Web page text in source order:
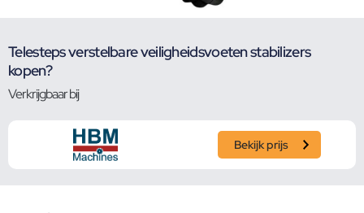
Telesteps verstelbare veiligheidsvoeten stabilizers
kopen?
Verkrijgbaar bij
Bekijk prijs